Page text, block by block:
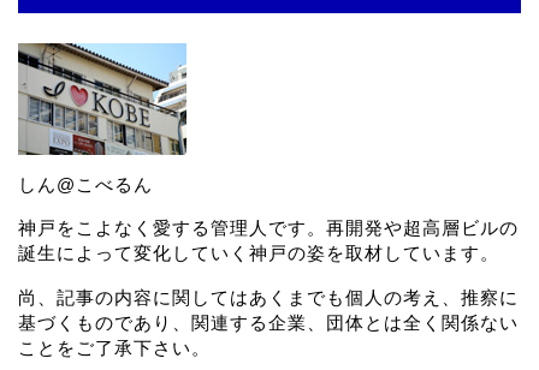
しん@こべるん
神戸をこよなく愛する管理人です。再開発や超高層ビルの
誕生によって変化していく神戸の姿を取材しています。
尚、記事の内容に関してはあくまでも個人の考え、推察に
基づくものであり、関連する企業、団体とは全く関係ない
ことをご了承下さい。